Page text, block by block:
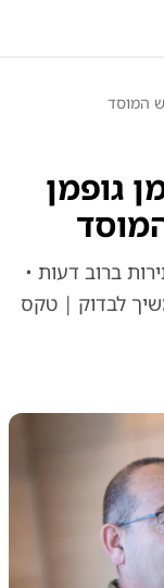
המוסד
גופמן
ברוב דעות •
לבדוק | טקס